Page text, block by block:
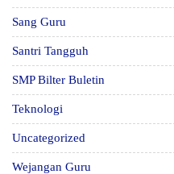
Sang Guru
Santri Tangguh
SMP Bilter Buletin
Teknologi
Uncategorized
Wejangan Guru